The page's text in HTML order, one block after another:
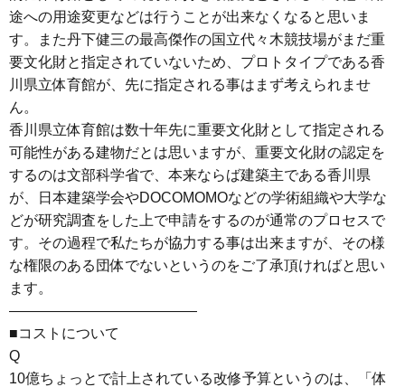
途への用途変更などは行うことが出来なくなると思いま
す。また丹下健三の最高傑作の国立代々木競技場がまだ重
要文化財と指定されていないため、プロトタイプである香
川県立体育館が、先に指定される事はまず考えられませ
ん。
香川県立体育館は数十年先に重要文化財として指定される
可能性がある建物だとは思いますが、重要文化財の認定を
するのは文部科学省で、本来ならば建築主である香川県
が、日本建築学会やDOCOMOMOなどの学術組織や大学な
どが研究調査をした上で申請をするのが通常のプロセスで
す。その過程で私たちが協力する事は出来ますが、その様
な権限のある団体でないというのをご了承頂ければと思い
ます。
—————————————
■コストについて
Q
10億ちょっとで計上されている改修予算というのは、「体